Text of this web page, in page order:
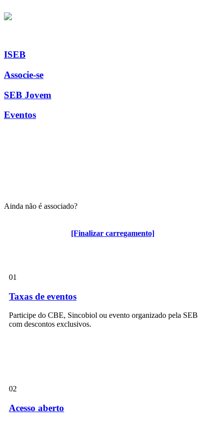
[Finalizar carregamento]
ISEB
Associe-se
SEB Jovem
Eventos
Ainda não é associado?
Algumas vantagens para associados
01
Taxas de eventos
Participe do CBE, Sincobiol ou evento organizado pela SEB
com descontos exclusivos.
02
Acesso aberto